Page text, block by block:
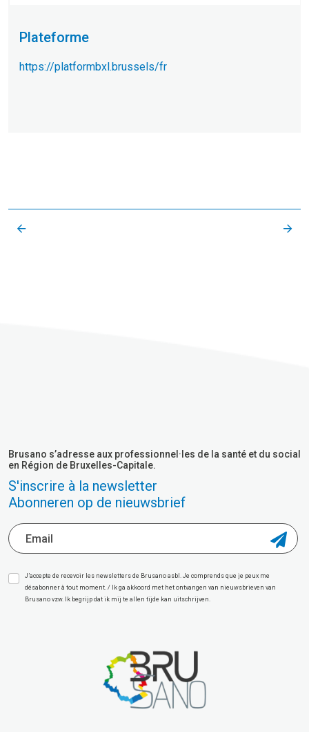
Plateforme
https://platformbxl.brussels/fr
Brusano s’adresse aux professionnel·les de la santé et du social
en Région de Bruxelles-Capitale.
S'inscrire à la newsletter
Abonneren op de nieuwsbrief
J’accepte de recevoir les newsletters de Brusano asbl. Je comprends que je peux me
désabonner à tout moment. / Ik ga akkoord met het ontvangen van nieuwsbrieven van
Brusano vzw. Ik begrijp dat ik mij te allen tijde kan uitschrijven.